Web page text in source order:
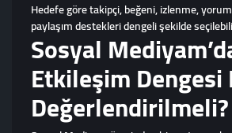
Hedefe göre takipçi, beğeni, izlenme,
paylaşım destekleri dengeli şekilde
Sosyal
Etkileşim Dengesi
Değerlendirilmeli?